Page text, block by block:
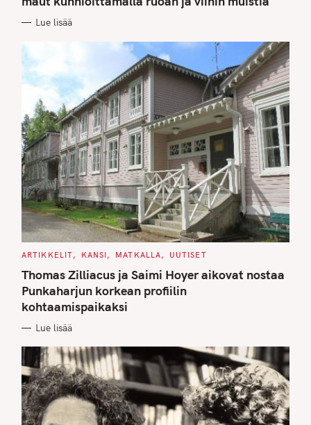
O
I
Lue lisää
C
T
E
G
O
R
I
S
ARTIKKELIT KANSI MATKALLA UUTISET
Thomas Zilliacus ja Saimi Hoyer aikovat nostaa
Punkaharjun korkean profiilin
kohtaamispaikaksi
Lue lisää